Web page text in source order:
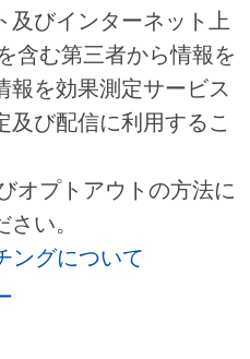
及びインターネット上
含む第三者から情報を
報を効果測定サービス
及び配信に利用するこ
オプトアウトの方法に
い。
ングについて